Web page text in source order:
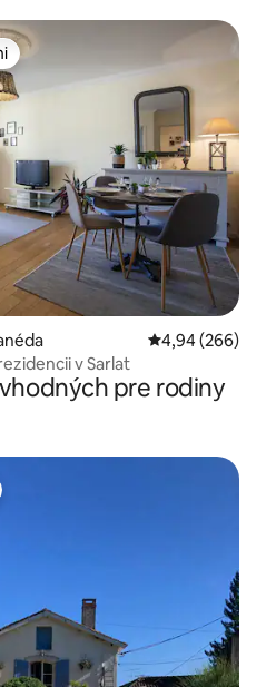
Priemerné
4,94 (266)
v Sarlat
pre rodiny